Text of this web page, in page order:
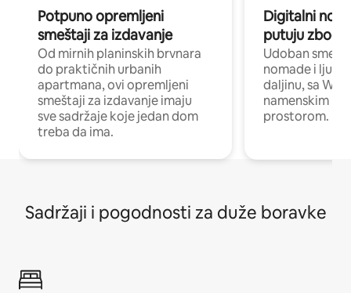
Potpuno opremljeni
smeštaji za izdavanje
Od mirnih planinskih brvnara
do praktičnih urbanih
apartmana, ovi opremljeni
smeštaji za izdavanje imaju
sve sadržaje koje jedan dom
treba da ima.
Digitalni
putuju zbog
Udoban
nomade i ljude
daljinu, sa Wi-
namenskim
prostorom.
Sadržaji i pogodnosti za duže boravke